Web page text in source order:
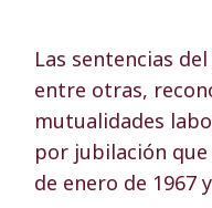
Las sentencias
entre otras,
mutualidades
por jubilación
de enero de 1967